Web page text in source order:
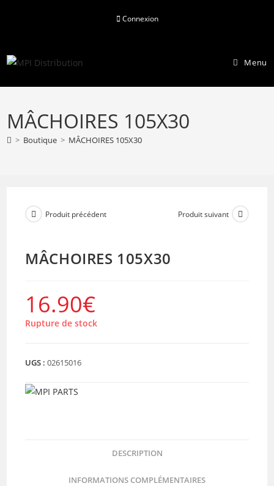
Connexion
Menu
MÂCHOIRES 105X30
> Boutique > MÂCHOIRES 105X30
Produit précédent Produit suivant
MÂCHOIRES 105X30
16.90€
Rupture de stock
UGS :02615016
DESCRIPTION
INFORMATIONS COMPLÉMENTAIRES